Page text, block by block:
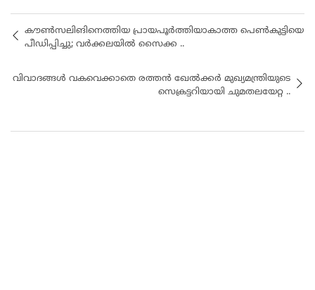
കൗൺസലിങിനെത്തിയ പ്രായപൂർത്തിയാകാത്ത പെൺകുട്ടിയെ
പീഡിപ്പിച്ചു; വർക്കലയിൽ സൈക്ക ..
വിവാദങ്ങൾ വകവെക്കാതെ രത്തൻ ഖേൽക്കർ മുഖ്യമന്ത്രിയുടെ
സെക്രട്ടറിയായി ചുമതലയേറ്റ ..